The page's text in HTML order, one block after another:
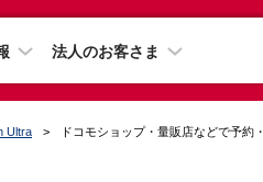
法人のお客さま
Ultra ドコモショップ・量販店などで予約